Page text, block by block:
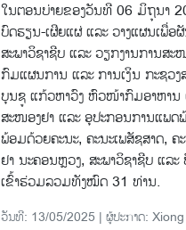
ໃນຕອນບ່າຍຂອງວັນທີ 06 ມິຖຸນາ
ບົດຮຽນ-ເຜີຍແຜ່ ແລະ ວາງແຜນເພື່ອ
ສະພາວິຊາຊີບ ແລະ ວຽກງານການສ
ກົມແຜນການ ແລະ ການເງິນ ກະຊວ
ບຸນຊູ ແກ້ວຫາວົງ ຫົວໜ້າກົມອາຫານ
ສະໜອງຢາ ແລະ ອຸປະກອນການແພ
ພ້ອມດ້ວຍຄະນະ, ຄະນະເພສັຊສາດ,
ຢາ ນະຄອນຫຼວງ, ສະພາວິຊາຊີບ ແລ
ເຂົ້າຮ່ວມລວມທັງໝົດ 31 ທ່ານ.
ວັນທີ: 13/05/2025 | ຜູ້ປະກາດ: Xiong